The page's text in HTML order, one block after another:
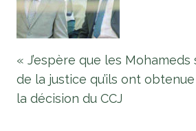
« J’espère que les
de la justice qu’ils ont
la décision du CCJ